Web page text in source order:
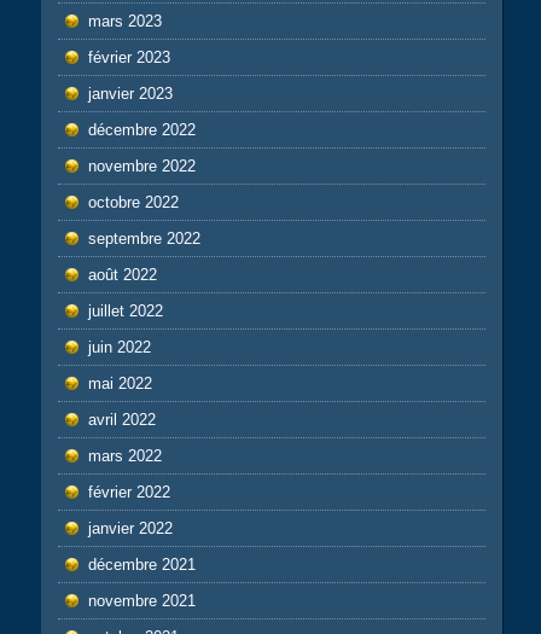
mars 2023
février 2023
janvier 2023
décembre 2022
novembre 2022
octobre 2022
septembre 2022
août 2022
juillet 2022
juin 2022
mai 2022
avril 2022
mars 2022
février 2022
janvier 2022
décembre 2021
novembre 2021